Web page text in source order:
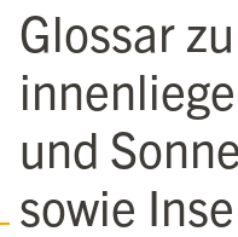
Glossar
und
sowie